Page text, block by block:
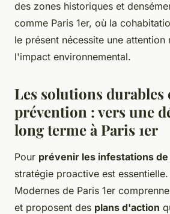
des zones historiques et
comme Paris 1er, où la
le présent nécessite une attention
l'impact environnemental.
Les solutions durables
prévention : vers une
long terme à Paris 1er
Pour prévenir les infestations
stratégie proactive est
Modernes de Paris 1er
et proposent des plans d'action